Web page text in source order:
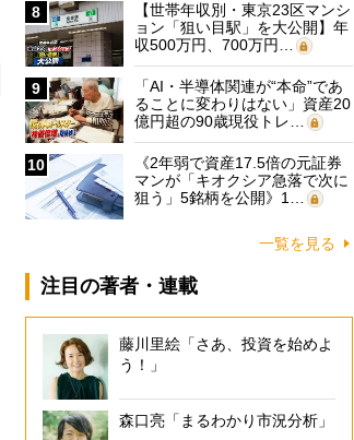
8
【世帯年収別・東京23区マンシ
ョン「狙い目駅」を大公開】年
収500万円、700万円…
9
「AI・半導体関連が“本命”であ
ることに変わりはない」資産20
億円超の90歳現役トレ…
10
《2年弱で資産17.5倍の元証券
マンが「キオクシア急落で次に
狙う」5銘柄を公開》1…
一覧を見る
注目の著者・連載
藤川里絵「さあ、投資を始めよ
う！」
森口亮「まるわかり市況分析」